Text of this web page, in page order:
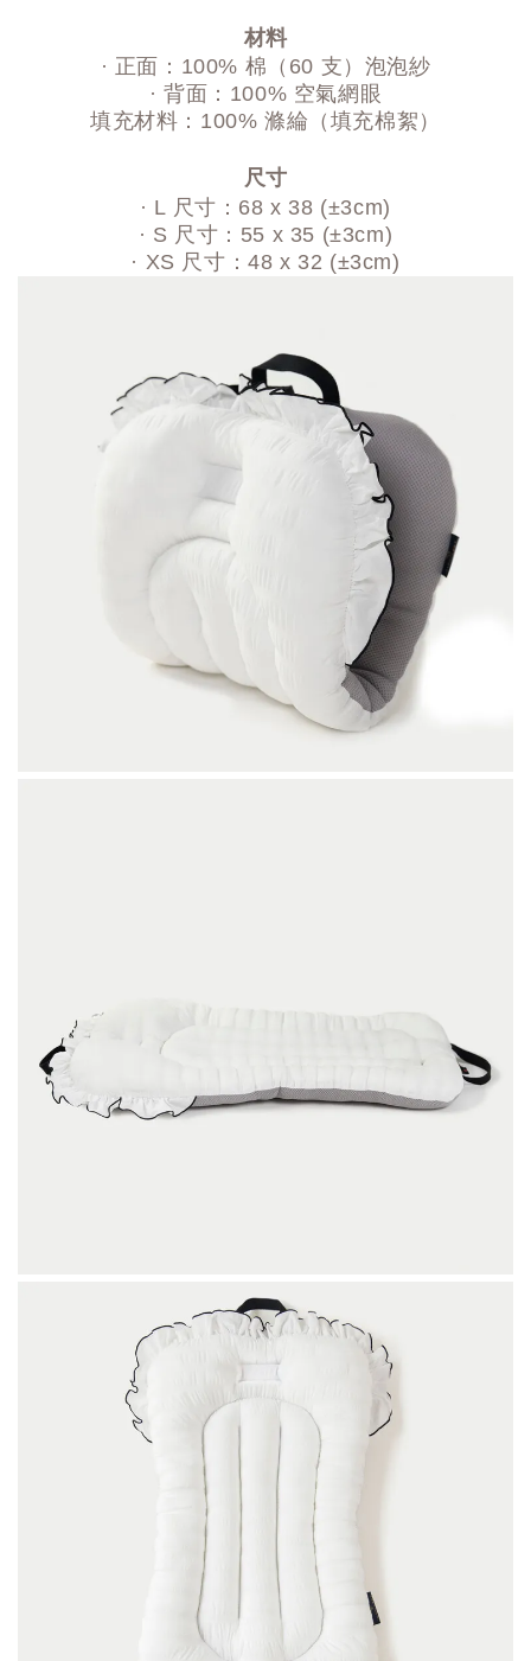
材料
· 正面：100% 棉（60 支）泡泡紗
· 背面：100% 空氣網眼
填充材料：100% 滌綸（填充棉絮）
尺寸
· L 尺寸：68 x 38 (±3cm)
· S 尺寸：55 x 35 (±3cm)
· XS 尺寸：48 x 32 (±3cm)